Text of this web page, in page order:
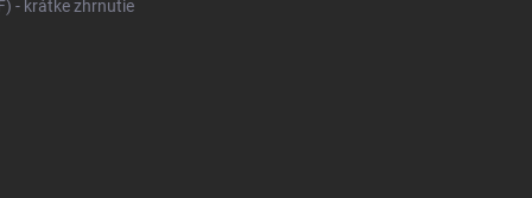
- krátke zhrnutie